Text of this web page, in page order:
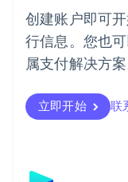
创建账户即可
行信息。您也
属支付解决方案
立即开始 联
葡萄牙
Português
日本
日本語English
瑞典
瑞士
DeutschFrançais